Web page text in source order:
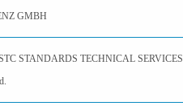
GMBH
STANDARDS TECHNICAL SERVICES